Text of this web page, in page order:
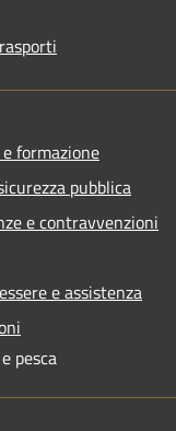
formazione
pubblica
e contravvenzioni
e assistenza
pesca